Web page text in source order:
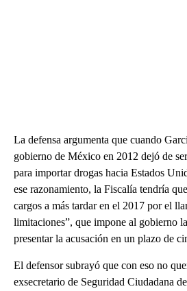
La defensa argumenta que cuando
gobierno de México en 2012 dejó de
para importar drogas hacia Estados
ese razonamiento, la Fiscalía tendría
cargos a más tardar en el 2017 por el
limitaciones”, que impone al gobierno
presentar la acusación en un plazo de
El defensor subrayó que con eso no
exsecretario de Seguridad Ciudadana